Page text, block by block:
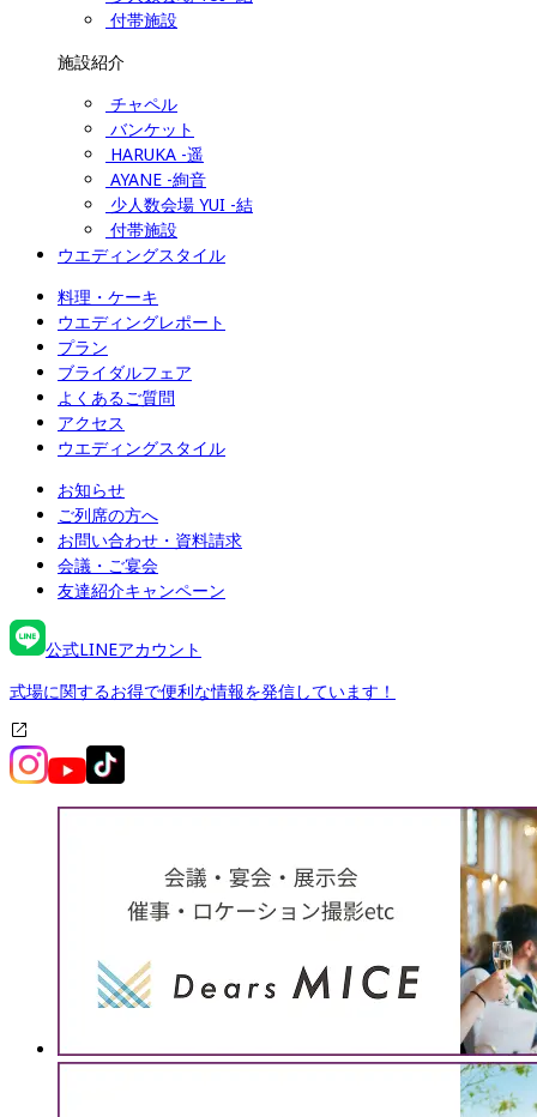
付帯施設
施設紹介
チャペル
バンケット
HARUKA -遥
AYANE -絢音
少人数会場 YUI -結
付帯施設
ウエディングスタイル
料理・ケーキ
ウエディングレポート
プラン
ブライダルフェア
よくあるご質問
アクセス
ウエディングスタイル
お知らせ
ご列席の方へ
お問い合わせ・資料請求
会議・ご宴会
友達紹介キャンペーン
公式LINEアカウント
式場に関するお得で便利な情報を発信しています！